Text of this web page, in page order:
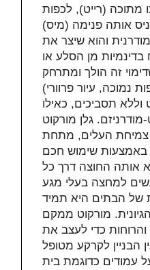
מתוכה (רייט), לכפות
אותה פנימה (מיס)
והוא שיצר את
בדינמיות מן הסלע או
זה הולך ומתרחק
נמוכה, עיור פרוורי)
תסביכים, כאילו
גלן מורקוט
צמיחת העלים, מתחת
שימוש חכם
אותה החוצה דרך כל
למחצה בעלי מגע
של הבתים היא תמיד
מורקוט ממקם
כדי לעצב את
לקרקע מטופל
עמודים כדוגמת בית